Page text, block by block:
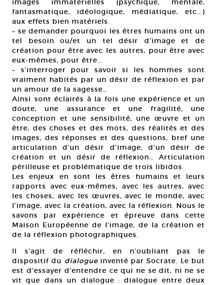
images immatérielles (psychique, mentale,
fantasmatique, idéologique, médiatique, etc…)
aux effets bien matériels.
– se demander pourquoi les êtres humains ont un
tel besoin ou/et un tel désir d’image et de
création pour être avec les autres, pour être avec
eux-mêmes, pour être…
– s’interroger pour savoir si les hommes sont
vraiment habités par un désir de réflexion et par
un amour de la sagesse…
Ainsi sont éclairés à la fois une expérience et un
doute, une assurance et une fragilité, une
conception et une sensibilité, une œuvre et un
être, des choses et des mots, des réalités et des
images, des réponses et des questions, bref une
articulation d’un désir d’image, d’un désir de
création et un désir de réflexion… Articulation
périlleuse et problématique de trois libidos.
Les enjeux en sont les êtres humains et leurs
rapports avec eux-mêmes, avec les autres, avec
les choses, avec les œuvres, avec le monde, avec
l’image, avec la création, avec la réflexion. Nous le
savons par expérience et épreuve dans cette
Maison Européenne de l’image, de la création et
de la réflexion photographiques.
Il s’agit de réfléchir, en n’oubliant pas le
dispositif du dialogueinventé par Socrate. Le but
est d’essayer d’entendre ce qui ne se dit, ni ne se
vit que dans un dialogue : dialogue entre deux